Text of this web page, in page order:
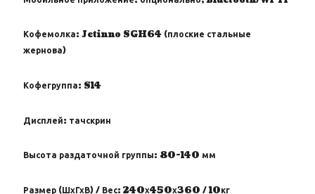
Кофемолка: Jetinno SGH64 (плоские стальные
жернова)
Кофегруппа: S14
Дисплей: тачскрин
Высота раздаточной группы: 80-140 мм
Размер (ШхГхВ) / Вес: 240х450х360 / 10кг